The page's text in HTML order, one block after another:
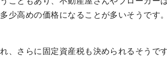
少高めの価格になることが多いそうです
、さらに固定資産税も決められるそうで